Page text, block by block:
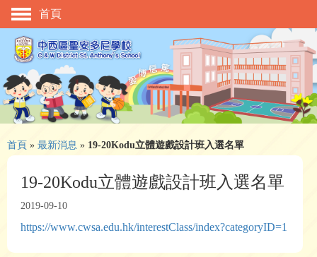
主頁
校慶活動
管理與組織
學與教
校風及學生支援
相片及影片
升中資訊
首頁
首頁 » 最新消息 » 19-20Kodu立體遊戲設計班入選名單
19-20Kodu立體遊戲設計班入選名單
2019-09-10
https://www.cwsa.edu.hk/interestClass/index?categoryID=1